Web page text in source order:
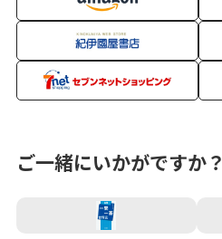
ご一緒にいかがですか？